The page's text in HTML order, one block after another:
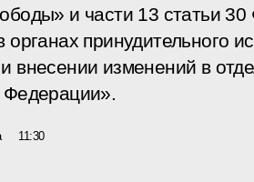
и части 13 статьи 30
принудительного
внесении изменений в
Федерации».
11:30